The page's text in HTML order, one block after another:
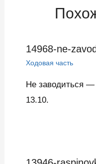
14968-ne-
Ходовая часть
Не заводиться
13.10.